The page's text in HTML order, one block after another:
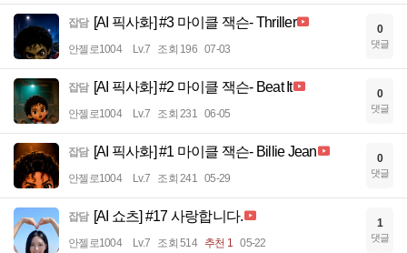
잡담 [AI 픽사화] #3 마이클 잭슨- Thriller
안젤로1004 Lv.7 조회 196 07-03
0
댓글
잡담 [AI 픽사화] #2 마이클 잭슨- Beat It
안젤로1004 Lv.7 조회 231 06-05
0
댓글
잡담 [AI 픽사화] #1 마이클 잭슨- Billie Jean
안젤로1004 Lv.7 조회 241 05-29
0
댓글
잡담 [AI 쇼츠] #17 사랑합니다.
안젤로1004 Lv.7 조회 514 추천 1 05-22
1
댓글